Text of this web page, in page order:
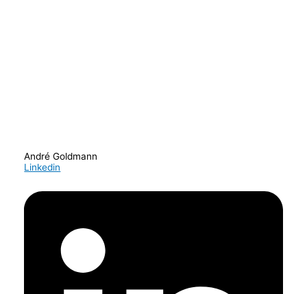
André Goldmann
Linkedin